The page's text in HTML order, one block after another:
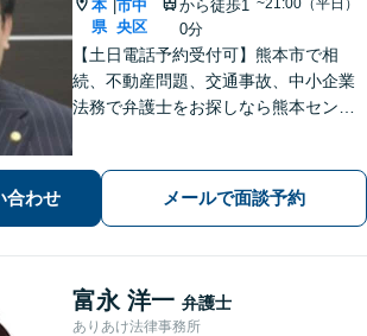
本
県
|市中
央区
から徒歩1
0分
【土日電話予約受付可】熊本市で相
続、不動産問題、交通事故、中小企業
法務で弁護士をお探しなら熊本セント
受付可】【休日・夜間相談可】
合わせ メールで面談予約
富永 洋一 弁護士
ありあけ法律事務所